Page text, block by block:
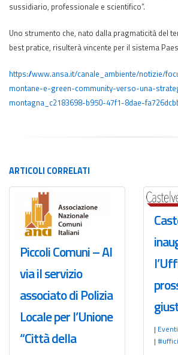
sussidiario, professionale e scientifico”.
Uno strumento che, nato dalla pragmaticità del
best pratice, risulterà vincente per il sistema
https://www.ansa.it/canale_ambiente/notizie/
montane-e-green-community-verso-una-
montagna_c2183698-b950-47f1-8dae-
ARTICOLI CORRELATI
Piccoli Comuni – Al
via il servizio
associato di Polizia
Locale per l’Unione
“Città della
| Eventi
|